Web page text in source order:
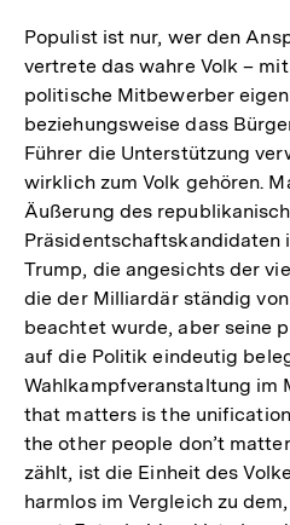
Populist ist nur, wer den
vertrete das wahre Volk –
politische Mitbewerber
beziehungsweise dass
Führer die Unterstützung
wirklich zum Volk gehören.
Äußerung des
Präsidentschaftskandidaten
Trump, die angesichts der
die der Milliardär ständig
beachtet wurde, aber seine
auf die Politik eindeutig
Wahlkampfveranstaltung im
that matters is the
the other people don’t
zählt, ist die Einheit des
harmlos im Vergleich zu